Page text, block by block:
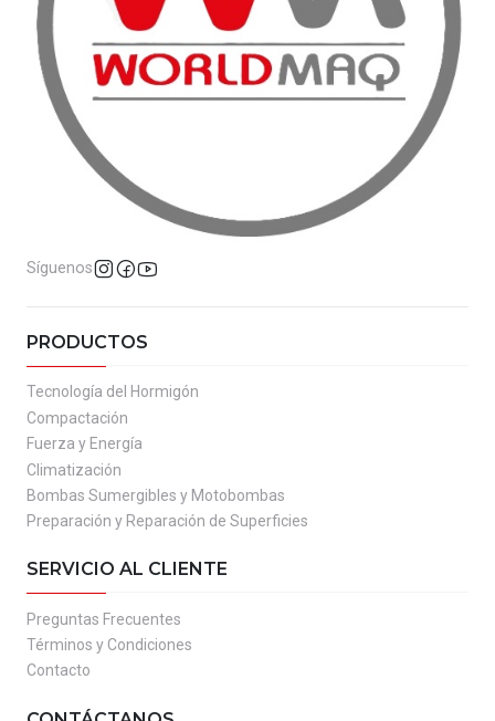
Síguenos
PRODUCTOS
Tecnología del Hormigón
Compactación
Fuerza y Energía
Climatización
Bombas Sumergibles y Motobombas
Preparación y Reparación de Superficies
SERVICIO AL CLIENTE
Preguntas Frecuentes
Términos y Condiciones
Contacto